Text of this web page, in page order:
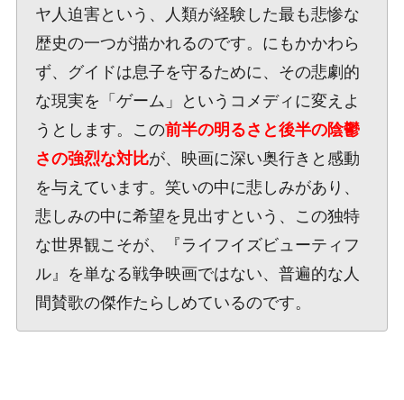
ヤ人迫害という、人類が経験した最も悲惨な
歴史の一つが描かれるのです。にもかかわら
ず、グイドは息子を守るために、その悲劇的
な現実を「ゲーム」というコメディに変えよ
うとします。この前半の明るさと後半の陰鬱
さの強烈な対比が、映画に深い奥行きと感動
を与えています。笑いの中に悲しみがあり、
悲しみの中に希望を見出すという、この独特
な世界観こそが、『ライフイズビューティフ
ル』を単なる戦争映画ではない、普遍的な人
間賛歌の傑作たらしめているのです。